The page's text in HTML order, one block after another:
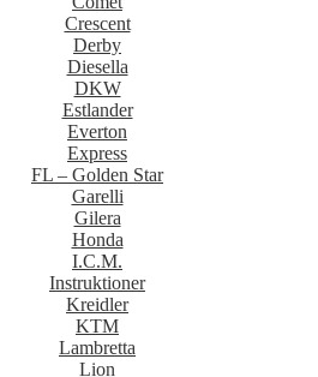
Crescent
Derby
Diesella
DKW
Estlander
Everton
Express
FL – Golden Star
Garelli
Gilera
Honda
I.C.M.
Instruktioner
Kreidler
KTM
Lambretta
Lion